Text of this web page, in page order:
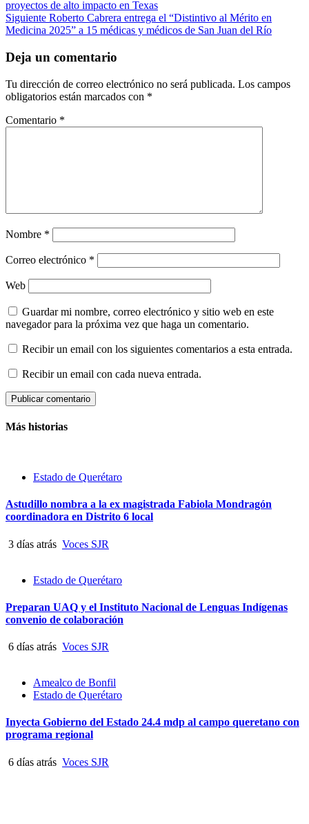
proyectos de alto impacto en Texas
Siguiente Roberto Cabrera entrega el “Distintivo al Mérito en
Medicina 2025” a 15 médicas y médicos de San Juan del Río
Deja un comentario
Tu dirección de correo electrónico no será publicada. Los campos
obligatorios están marcados con *
Comentario *
Nombre *
Correo electrónico *
Web
Guardar mi nombre, correo electrónico y sitio web en este
navegador para la próxima vez que haga un comentario.
Recibir un email con los siguientes comentarios a esta entrada.
Recibir un email con cada nueva entrada.
Más historias
Estado de Querétaro
Astudillo nombra a la ex magistrada Fabiola Mondragón
coordinadora en Distrito 6 local
3 días atrás Voces SJR
Estado de Querétaro
Preparan UAQ y el Instituto Nacional de Lenguas Indígenas
convenio de colaboración
6 días atrás Voces SJR
Amealco de Bonfil
Estado de Querétaro
Inyecta Gobierno del Estado 24.4 mdp al campo queretano con
programa regional
6 días atrás Voces SJR